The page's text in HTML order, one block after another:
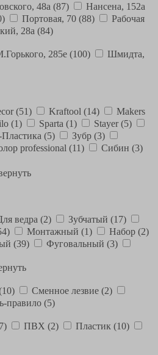
48а (87)
Нансена, 152а
Портовая, 70 (88)
Рабочая
28a (84)
285е (100)
Шмидта,
(51) Kraftool (14)
Makers
(1) Sparta (1) Stayer(5)
(5) Зубр (3)
professional (11) Сибин (3)
ведра (2) Зубчатый (17)
Монтажный (1) Набор (2)
(39) Фуговальный (3)
Сменное лезвие (2)
правило (5)
ПВХ (2) Пластик (10)